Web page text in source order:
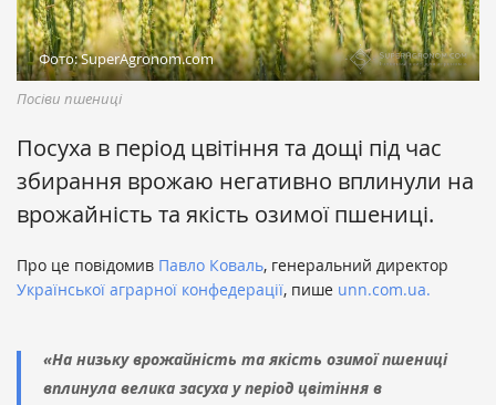
Фото: SuperAgronom.com
Посіви пшениці
Посуха в період цвітіння та дощі під час
збирання врожаю негативно вплинули на
врожайність та якість озимої пшениці.
Про це повідомив Павло Коваль, генеральний директор
Української аграрної конфедерації, пише unn.com.ua.
«На низьку врожайність та якість озимої пшениці
вплинула велика засуха у період цвітіння в